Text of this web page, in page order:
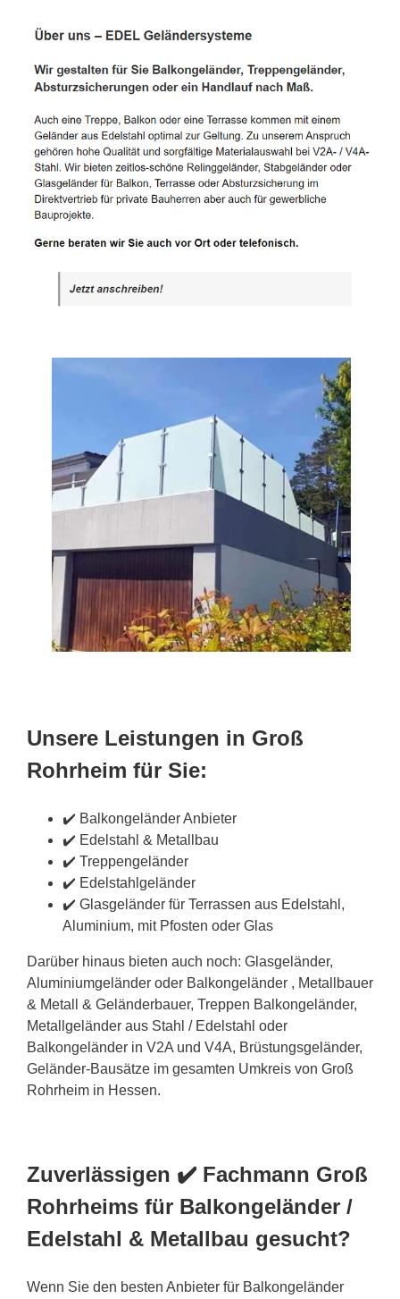
Unsere Leistungen in Groß
Rohrheim für Sie:
✔️ Balkongeländer Anbieter
✔️ Edelstahl & Metallbau
✔️ Treppengeländer
✔️ Edelstahlgeländer
✔️ Glasgeländer für Terrassen aus Edelstahl,
Aluminium, mit Pfosten oder Glas
Darüber hinaus bieten auch noch: Glasgeländer,
Aluminiumgeländer oder Balkongeländer , Metallbauer
& Metall & Geländerbauer, Treppen Balkongeländer,
Metallgeländer aus Stahl / Edelstahl oder
Balkongeländer in V2A und V4A, Brüstungsgeländer,
Geländer-Bausätze im gesamten Umkreis von Groß
Rohrheim in Hessen.
Zuverlässigen ✔️ Fachmann Groß
Rohrheims für Balkongeländer /
Edelstahl & Metallbau gesucht?
Wenn Sie den besten Anbieter für Balkongeländer